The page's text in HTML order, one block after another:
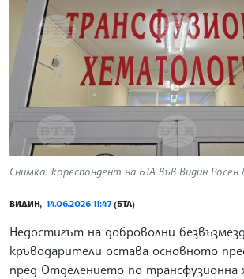
Снимка: кореспондент на БТА във Видин Росен
ВИДИН, 14.06.2026 11:47(БТА)
Недостигът на доброволни
кръводарители остава основното
пред Отделението по трансфузионна